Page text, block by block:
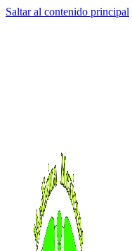
Saltar al contenido principal